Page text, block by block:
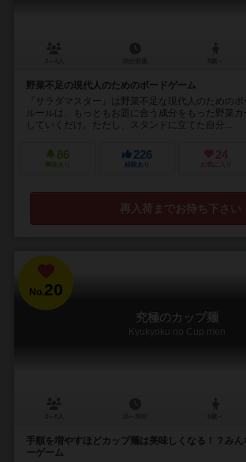
野菜不足の現代人のためのボードゲーム
『サラダマスター』は野菜不足な現代人のためのボ
ルールは、もっともお題に合う成分をもった野菜カ
していくだけ。ただし、スタンドに立てた自分...
86
興味あり
226
経験あり
24
お気に入り
再入荷までお待ち下さい
No.20
究極のカップ麺
Kyukyoku no Cup men
手順を増やすほどカップ麺は美味しくなる！？みん
ーゲーム